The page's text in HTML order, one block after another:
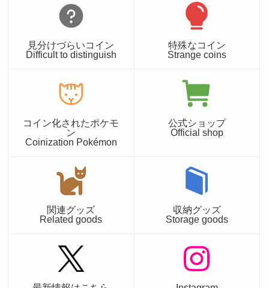
見分けづらいコイン
Difficult to distinguish
特殊なコイン
Strange coins
コイン化されたポケモ
ン
Coinization Pokémon
公式ショップ
Official shop
関連グッズ
Related goods
収納グッズ
Storage goods